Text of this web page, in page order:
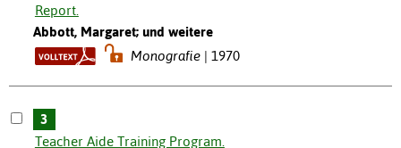
Report.
Abbott, Margaret; und weitere
Monografie
1970
3
Teacher Aide Training Program.